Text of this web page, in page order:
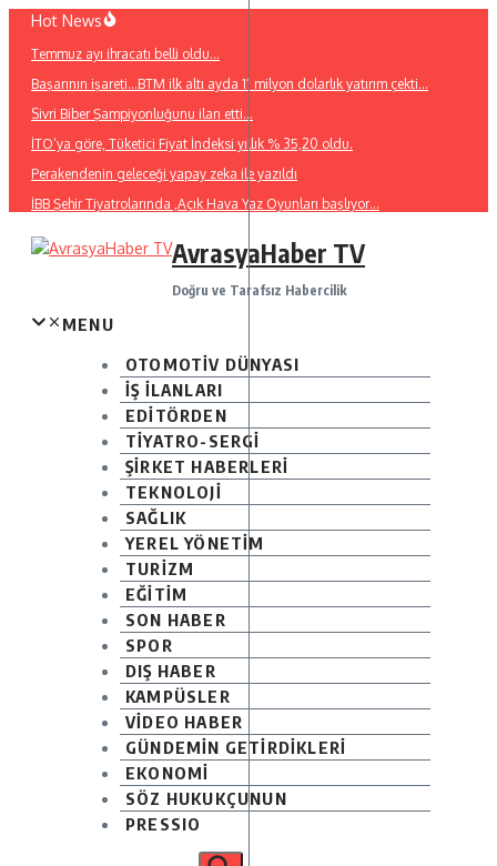
İçeriğe
Hot News
Temmuz ayı ihracatı belli oldu…
Başarının işareti…BTM ilk altı ayda 11 milyon dolarlık yatırım çekti…
Sivri Biber Şampiyonluğunu ilan etti…
İTO’ya göre, Tüketici Fiyat İndeksi yıllık % 35,20 oldu.
Perakendenin geleceği yapay zeka ile yazıldı
İBB Şehir Tiyatrolarında ,Açık Hava Yaz Oyunları başlıyor…
AvrasyaHaber TV
Doğru ve Tarafsız Habercilik
MENU
OTOMOTİV DÜNYASI
İŞ İLANLARI
EDİTÖRDEN
TİYATRO-SERGİ
ŞİRKET HABERLERİ
TEKNOLOJİ
SAĞLIK
YEREL YÖNETİM
TURİZM
EĞİTİM
SON HABER
SPOR
DIŞ HABER
KAMPÜSLER
VİDEO HABER
GÜNDEMİN GETİRDİKLERİ
EKONOMİ
SÖZ HUKUKÇUNUN
PRESSIO